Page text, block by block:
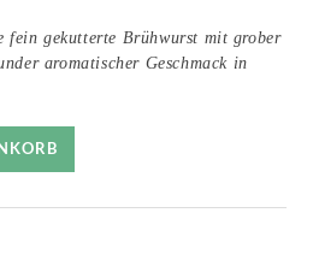
fein gekutterte Brühwurst mit grober
aromatischer Geschmack in